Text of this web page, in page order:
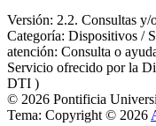
Cambio
Gestión
Seminario
Cambio
Seminario
Cambio
Versión: 2.2. Consultas y/
Categoría: Dispositivos /
atención: Consulta o
Servicio ofrecido por la
DTI )
© 2026 Pontificia
Tema: Copyright © 2026